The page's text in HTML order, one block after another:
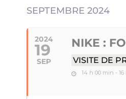
SEPTEMBRE 2024
2024
19
SEP
NIKE :
VISITE DE
14 h 00 min -